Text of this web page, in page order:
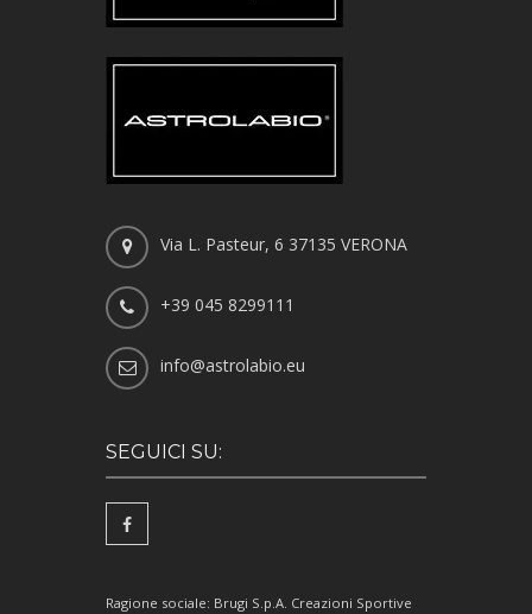
Via L. Pasteur, 6 37135 VERONA
+39 045 8299111
info@astrolabio.eu
SEGUICI SU:
Ragione sociale: Brugi S.p.A. Creazioni Sportive